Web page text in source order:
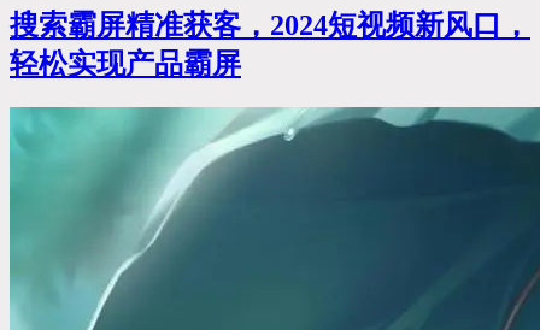
搜索霸屏精准获客，2024短视频新风口，
轻松实现产品霸屏